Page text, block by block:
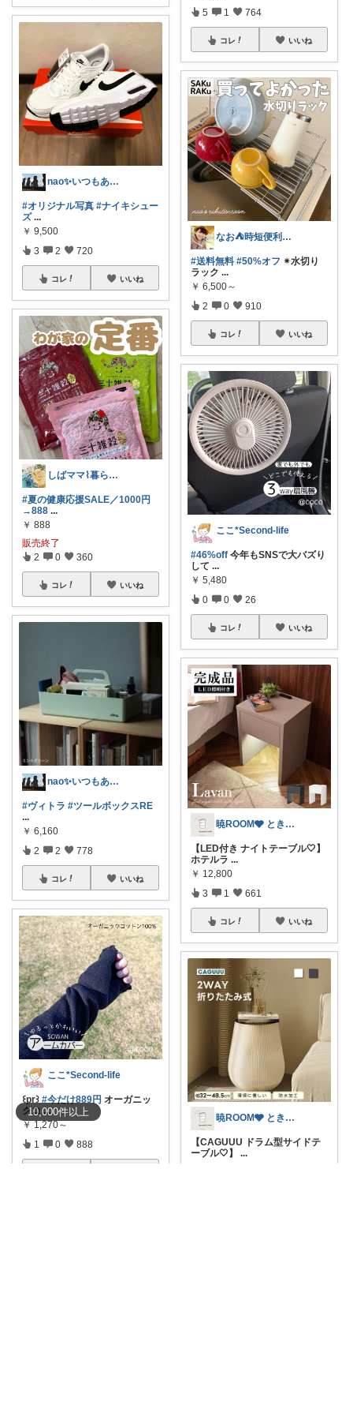
10,000件以上
nao✨いつもありがとう😊
#オリジナル写真 #ナイキシュー
ズ ...
￥ 9,500
3 2 720
コレ いいね
しばママ⌇暮らしと子育て
#夏の健康応援SALE／1000円
→888 ...
￥ 888
販売終了
2 0 360
コレ いいね
nao✨いつもありがとう😊
#ヴィトラ #ツールボックスRE
...
￥ 6,160
2 2 778
コレ いいね
ここ*Second-life
꒰pr꒱ #今だけ889円 オーガニッ
クコ ...
￥ 1,270～
1 0 888
5 1 764
コレ いいね
なお⛺️時短便利グッズ好き♡オリ写多め♪
#送料無料 #50%オフ ✴︎水切り
ラック ...
￥ 6,500～
2 0 910
コレ いいね
ここ*Second-life
#46%off 今年もSNSで大バズり
して ...
￥ 5,480
0 0 26
コレ いいね
暁ROOM🩶 ときめく暮らしのセレクト
【LED付き ナイトテーブル🤍】
ホテルラ ...
￥ 12,800
3 1 661
コレ いいね
暁ROOM🩶 ときめく暮らしのセレクト
【CAGUUU ドラム型サイドテ
ーブル🤍】
...